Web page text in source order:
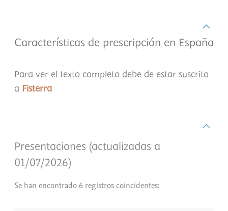
Características de prescripción en España
Para ver el texto completo debe de estar suscrito
a Fisterra
Presentaciones (actualizadas a
01/07/2026)
Se han encontrado 6 registros coincidentes: